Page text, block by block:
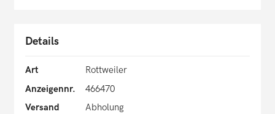
Details
Art
Rottweiler
Anzeigennr.
466470
Versand
Abholung